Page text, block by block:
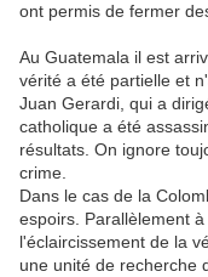
ont permis de fermer
Au Guatemala il est
vérité a été partielle et
Juan Gerardi, qui a
catholique a été
résultats. On ignore
crime.
Dans le cas de la
espoirs. Parallèlement
l'éclaircissement de la
une unité de recherche